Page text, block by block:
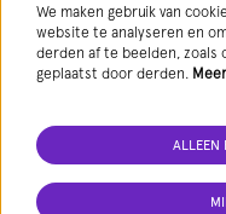
We maken gebruik van
website te analyseren en
derden af te beelden, zoals
geplaatst door derden.
ALLEEN